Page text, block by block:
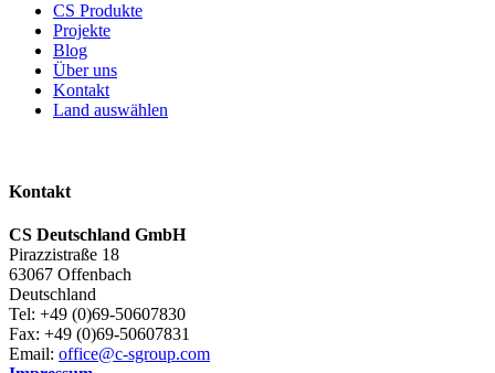
CS Produkte
Projekte
Blog
Über uns
Kontakt
Land auswählen
Kontakt
CS Deutschland GmbH
Pirazzistraße 18
63067 Offenbach
Deutschland
Tel: +49 (0)69-50607830
Fax: +49 (0)69-50607831
Email: office@c-sgroup.com